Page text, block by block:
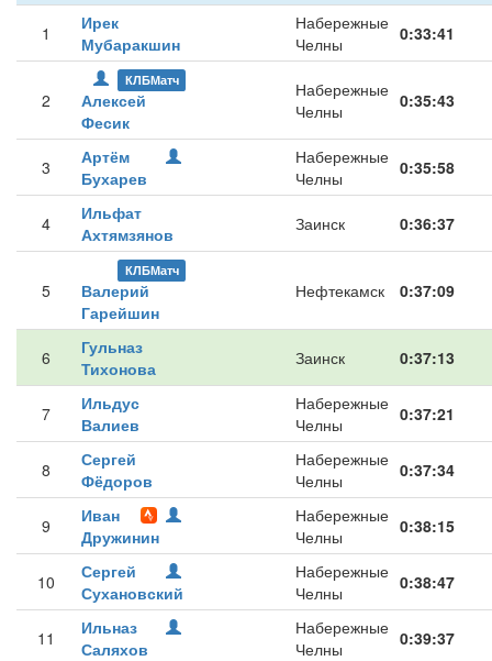
1
Ирек
Мубаракшин
Набережные
Челны
0:33:41
2
КЛБМатч
Алексей
Фесик
Набережные
Челны
0:35:43
3
Артём
Бухарев
Набережные
Челны
0:35:58
4
Ильфат
Ахтямзянов
Заинск 0:36:37
5
КЛБМатч
Валерий
Гарейшин
Нефтекамск 0:37:09
6
Гульназ
Тихонова
Заинск 0:37:13
7
Ильдус
Валиев
Набережные
Челны
0:37:21
8
Сергей
Фёдоров
Набережные
Челны
0:37:34
9
Иван
Дружинин
Набережные
Челны
0:38:15
10
Сергей
Сухановский
Набережные
Челны
0:38:47
11
Ильназ
Саляхов
Набережные
Челны
0:39:37